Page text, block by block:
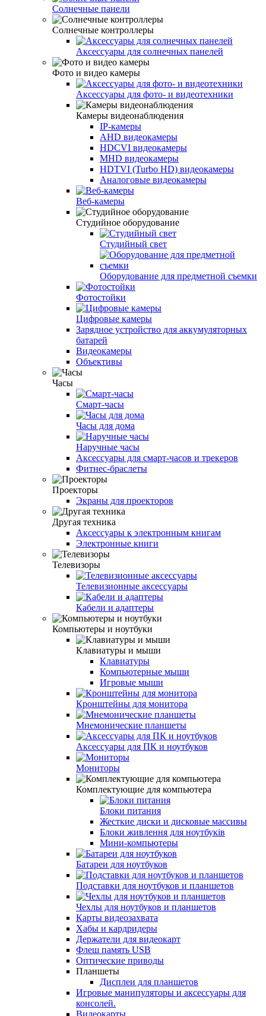
Солнечные панели
Солнечные контроллеры
Аксессуары для солнечных панелей
Фото и видео камеры
Аксессуары для фото- и видеотехники
Камеры видеонаблюдения
IP-камеры
AHD видеокамеры
HDCVI видеокамеры
MHD видеокамеры
HDTVI (Turbo HD) видеокамеры
Аналоговые видеокамеры
Веб-камеры
Студийное оборудование
Студийный свет
Оборудование для предметной съемки
Фотостойки
Цифровые камеры
Зарядное устройство для аккумуляторных
батарей
Видеокамеры
Объективы
Часы
Смарт-часы
Часы для дома
Наручные часы
Аксессуары для смарт-часов и трекеров
Фитнес-браслеты
Проекторы
Экраны для проекторов
Другая техника
Аксессуары к электронным книгам
Электронные книги
Телевизоры
Телевизионные аксессуары
Кабели и адаптеры
Компьютеры и ноутбуки
Клавиатуры и мыши
Клавиатуры
Компьютерные мыши
Игровые мыши
Кронштейны для монитора
Мнемонические планшеты
Аксессуары для ПК и ноутбуков
Мониторы
Комплектующие для компьютера
Блоки питания
Жесткие диски и дисковые массивы
Блоки живлення для ноутбуків
Мини-компьютеры
Батареи для ноутбуков
Подставки для ноутбуков и планшетов
Чехлы для ноутбуков и планшетов
Карты видеозахвата
Хабы и кардридеры
Держатели для видеокарт
Флеш память USB
Оптические приводы
Планшеты
Дисплеи для планшетов
Игровые манипуляторы и аксессуары для
консолей.
Видеокарты